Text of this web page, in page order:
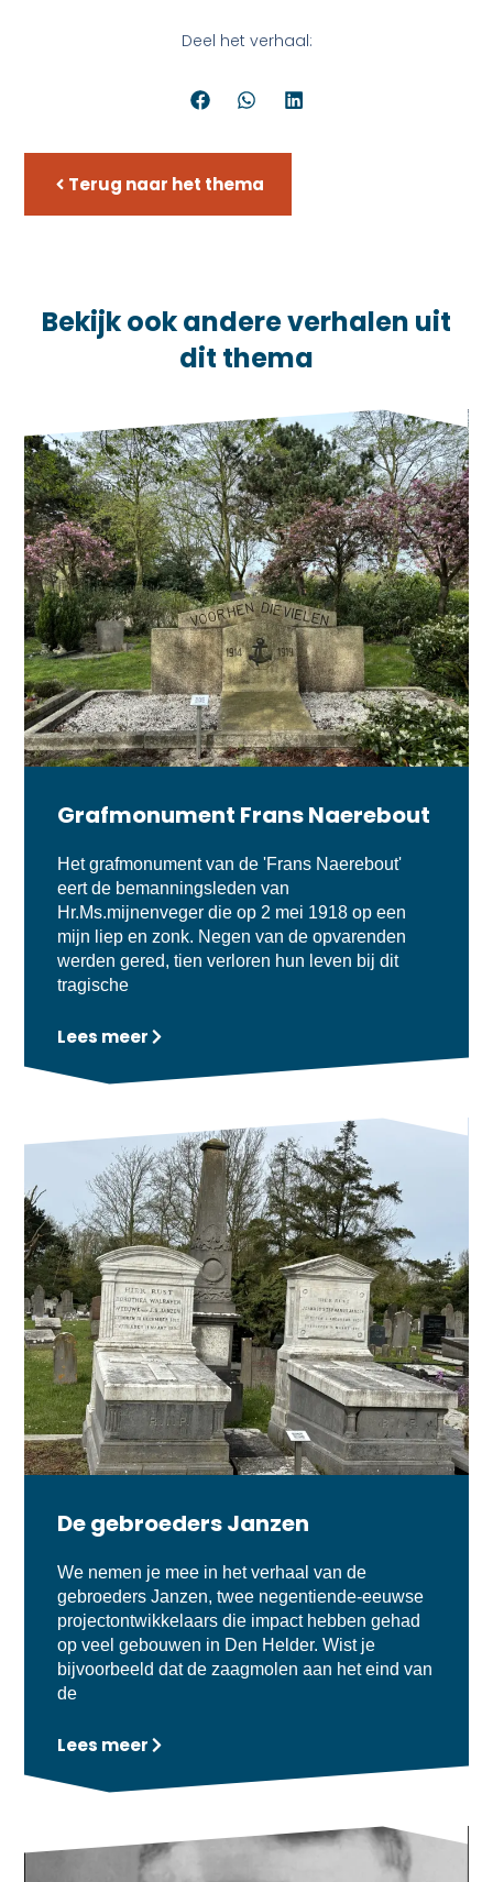
Deel het verhaal:
Terug naar het thema
Bekijk ook andere verhalen uit
dit thema
Grafmonument Frans Naerebout
Het grafmonument van de 'Frans Naerebout'
eert de bemanningsleden van
Hr.Ms.mijnenveger die op 2 mei 1918 op een
mijn liep en zonk. Negen van de opvarenden
werden gered, tien verloren hun leven bij dit
tragische
Lees meer
De gebroeders Janzen
We nemen je mee in het verhaal van de
gebroeders Janzen, twee negentiende-eeuwse
projectontwikkelaars die impact hebben gehad
op veel gebouwen in Den Helder. Wist je
bijvoorbeeld dat de zaagmolen aan het eind van
de
Lees meer